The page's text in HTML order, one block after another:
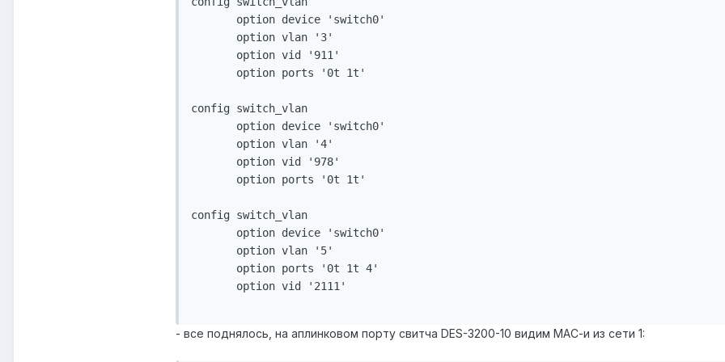
       option device 'switch0'
       option vlan '3'
       option vid '911'
       option ports '0t 1t'
config switch_vlan
       option device 'switch0'
       option vlan '4'
       option vid '978'
       option ports '0t 1t'
config switch_vlan
       option device 'switch0'
       option vlan '5'
       option ports '0t 1t 4'
       option vid '2111'
- все поднялось, на аплинковом порту свитча DES-3200-10 видим МАС-и из сети 1: